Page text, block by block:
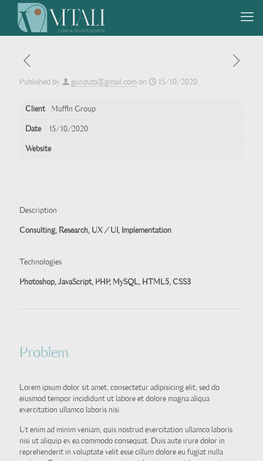
Published by gurizuza@gmail.com on 15/10/2020
Client Muffin Group
Date 15/10/2020
Website
Description
Consulting, Research, UX / UI, Implementation
Technologies
Photoshop, JavaScript, PHP, MySQL, HTML5, CSS3
Problem
Lorem ipsum dolor sit amet, consectetur adipisicing elit, sed do
eiusmod tempor incididunt ut labore et dolore magna aliqua
exercitation ullamco laboris nisi.
Ut enim ad minim veniam, quis nostrud exercitation ullamco laboris
nisi ut aliquip ex ea commodo consequat. Duis aute irure dolor in
reprehenderit in voluptate velit esse cillum dolore eu fugiat nulla